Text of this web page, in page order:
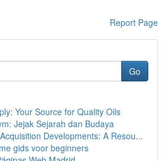
Report Page
Go
Your Source for Quality Oils
Jejak Sejarah dan Budaya
Developments: A Resou...
gids voor beginners